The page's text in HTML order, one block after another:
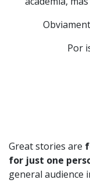
Por
Great stories are
for just one
general audience